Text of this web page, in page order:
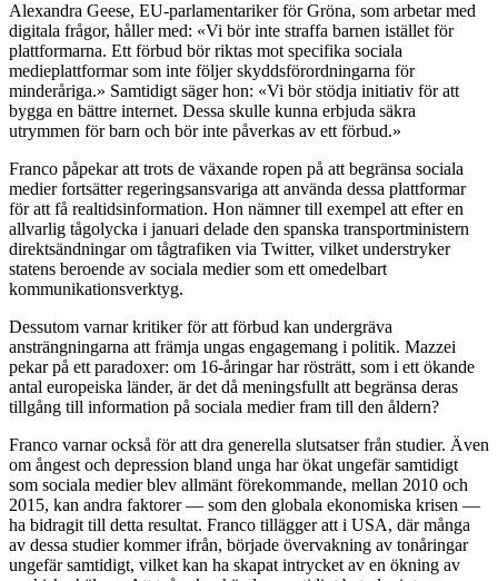
Alexandra Geese, EU-parlamentariker för Gröna, som arbetar med
digitala frågor, håller med: «Vi bör inte straffa barnen istället för
plattformarna. Ett förbud bör riktas mot specifika sociala
medieplattformar som inte följer skyddsförordningarna för
minderåriga.» Samtidigt säger hon: «Vi bör stödja initiativ för att
bygga en bättre internet. Dessa skulle kunna erbjuda säkra
utrymmen för barn och bör inte påverkas av ett förbud.»
Franco påpekar att trots de växande ropen på att begränsa sociala
medier fortsätter regeringsansvariga att använda dessa plattformar
för att få realtidsinformation. Hon nämner till exempel att efter en
allvarlig tågolycka i januari delade den spanska transportministern
direktsändningar om tågtrafiken via Twitter, vilket understryker
statens beroende av sociala medier som ett omedelbart
kommunikationsverktyg.
Dessutom varnar kritiker för att förbud kan undergräva
ansträngningarna att främja ungas engagemang i politik. Mazzei
pekar på ett paradoxer: om 16-åringar har rösträtt, som i ett ökande
antal europeiska länder, är det då meningsfullt att begränsa deras
tillgång till information på sociala medier fram till den åldern?
Franco varnar också för att dra generella slutsatser från studier. Även
om ångest och depression bland unga har ökat ungefär samtidigt
som sociala medier blev allmänt förekommande, mellan 2010 och
2015, kan andra faktorer — som den globala ekonomiska krisen —
ha bidragit till detta resultat. Franco tillägger att i USA, där många
av dessa studier kommer ifrån, började övervakning av tonåringar
ungefär samtidigt, vilket kan ha skapat intrycket av en ökning av